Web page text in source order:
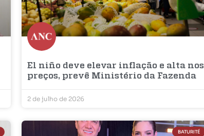
El niño deve elevar inflação e alta nos
preços, prevê Ministério da Fazenda
2 de julho de 2026
BATURITÉ